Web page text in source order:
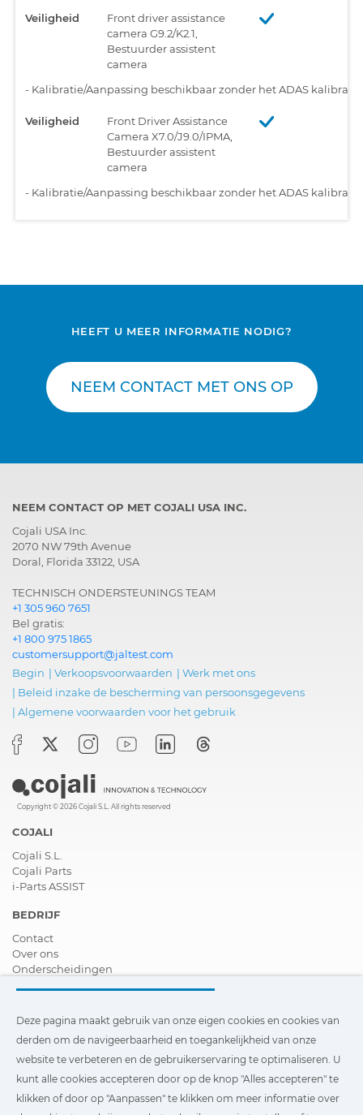
Veiligheid
Front driver assistance
camera G9.2/K2.1,
Bestuurder assistent
camera
- Kalibratie/Aanpassing beschikbaar zonder het ADAS
Veiligheid
Front Driver Assistance
Camera X7.0/J9.0/IPMA,
Bestuurder assistent
camera
- Kalibratie/Aanpassing beschikbaar zonder het ADAS
HEEFT U MEER INFORMATIE NODIG?
NEEM CONTACT MET ONS OP
NEEM CONTACT OP MET COJALI USA INC.
Cojali USA Inc.
2070 NW 79th Avenue
Doral, Florida 33122, USA
TECHNISCH ONDERSTEUNINGS TEAM
+1 305 960 7651
Bel gratis:
+1 800 975 1865
customersupport@jaltest.com
Begin | Verkoopsvoorwaarden | Werk met ons
| Beleid inzake de bescherming van persoonsgegevens
| Algemene voorwaarden voor het gebruik
Copyright © 2026 Cojali S.L. All rights reserved
COJALI
Cojali S.L.
Cojali Parts
i-Parts ASSIST
BEDRIJF
Contact
Over ons
Onderscheidingen
Verdeler worden
Nieuws
Video´s
FAQ - V&A
van derden om de navigeerbaarheid en toegankelijkheid van
Deze pagina maakt gebruik van onze eigen cookies en cookies van
derden om de navigeerbaarheid en toegankelijkheid van onze
website te verbeteren en de gebruikerservaring te optimaliseren. U
kunt alle cookies accepteren door op de knop "Alles accepteren" te
klikken of door op "Aanpassen" te klikken om meer informatie over